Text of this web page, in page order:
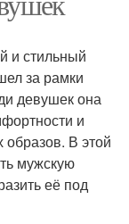
и стильный
за рамки
девушек она
и
В этой
мужскую
её под